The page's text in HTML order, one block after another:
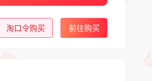
淘口令购买 前往购买